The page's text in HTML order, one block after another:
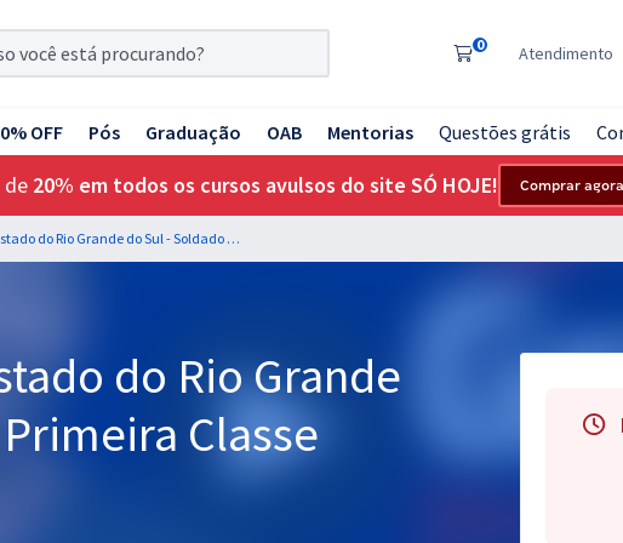
0 Atendimento
OFF Pós Graduação OAB Mentorias Questões grátis
de 20% em todos os cursos avulsos do site SÓ HOJE! Comprar agora
Brigada Militar do Estado do Rio Grande do Sul - Soldado de Primeira Classe
do Rio Grande
Classe